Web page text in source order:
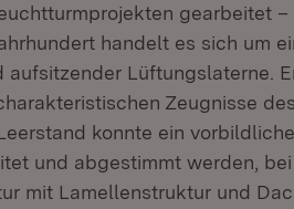
gearbeitet
handelt es sich um
Lüftungslaterne.
Zeugnisse
konnte ein
und abgestimmt werden,
mit Lamellenstruktur und